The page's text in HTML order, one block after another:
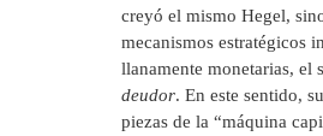
creyó el mismo Hegel,
mecanismos estratégicos
llanamente monetarias, el
deudor. En este sentido,
piezas de la “máquina